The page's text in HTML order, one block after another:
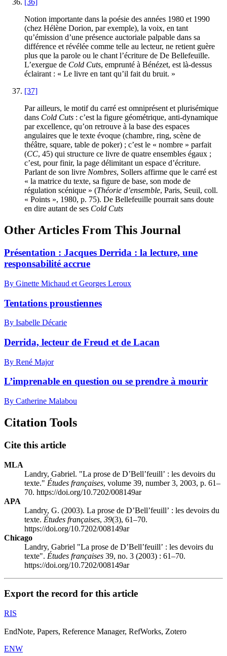
[36]
Notion importante dans la poésie des années 1980 et 1990
(chez Hélène Dorion, par exemple), la voix, en tant
qu’émission d’une présence auctoriale palpable dans sa
différence et révélée comme telle au lecteur, ne retient guère
plus que la parole ou le chant l’écriture de De Bellefeuille.
L’exergue de Cold Cuts, emprunté à Bénézet, est là-dessus
éclairant : « Le livre en tant qu’il fait du bruit. »
[37]
Par ailleurs, le motif du carré est omniprésent et plurisémique
dans Cold Cuts : c’est la figure géométrique, anti-dynamique
par excellence, qu’on retrouve à la base des espaces
angulaires que le texte évoque (chambre, ring, scène de
théâtre, square, table de poker) ; c’est le « nombre » parfait
(CC, 45) qui structure ce livre de quatre ensembles égaux ;
c’est, pour finir, la page délimitant un espace d’écriture.
Parlant de son livre Nombres, Sollers affirme que le carré est
« la matrice du texte, sa figure de base, son mode de
régulation scénique » (Théorie d’ensemble, Paris, Seuil, coll.
« Points », 1980, p. 75). De Bellefeuille pourrait sans doute
en dire autant de ses Cold Cuts
Other Articles From This Journal
Présentation : Jacques Derrida : la lecture, une
responsabilité accrue
By Ginette Michaud et Georges Leroux
Tentations proustiennes
By Isabelle Décarie
Derrida, lecteur de Freud et de Lacan
By René Major
L’imprenable en question ou se prendre à mourir
By Catherine Malabou
Citation Tools
Cite this article
MLA
Landry, Gabriel. "La prose de D’Bell’feuill’ : les devoirs du
texte." Études françaises, volume 39, number 3, 2003, p. 61–
70. https://doi.org/10.7202/008149ar
APA
Landry, G. (2003). La prose de D’Bell’feuill’ : les devoirs du
texte. Études françaises, 39(3), 61–70.
https://doi.org/10.7202/008149ar
Chicago
Landry, Gabriel "La prose de D’Bell’feuill’ : les devoirs du
texte". Études françaises 39, no. 3 (2003) : 61–70.
https://doi.org/10.7202/008149ar
Export the record for this article
RIS
EndNote, Papers, Reference Manager, RefWorks, Zotero
ENW